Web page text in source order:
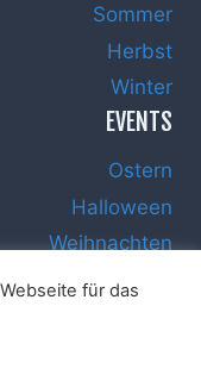
Sommer
Herbst
Winter
EVENTS
Ostern
Halloween
Weihnachten
Silvester
für das